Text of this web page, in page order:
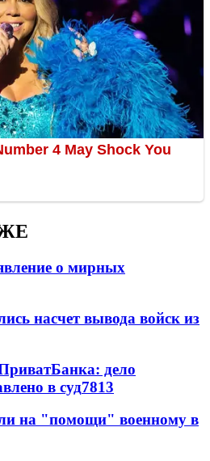
о мирных
насчет вывода войск из
дело
в суд7813
на "помощи" военному в